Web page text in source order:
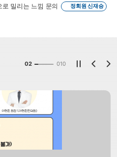
밀리는 느낌 문의 정회원 신재승
02 010